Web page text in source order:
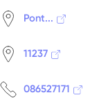
Pont...
11237
086527171